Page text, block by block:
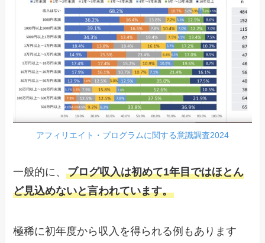
アフィリエイト・プログラムに関する意識調査2024
一般的に、ブログ収入は初めて1年目ではほとん
ど見込めないと言われています。
極稀に初年度から収入を得られる例もあります